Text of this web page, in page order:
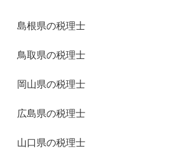
島根県の税理士
鳥取県の税理士
岡山県の税理士
広島県の税理士
山口県の税理士